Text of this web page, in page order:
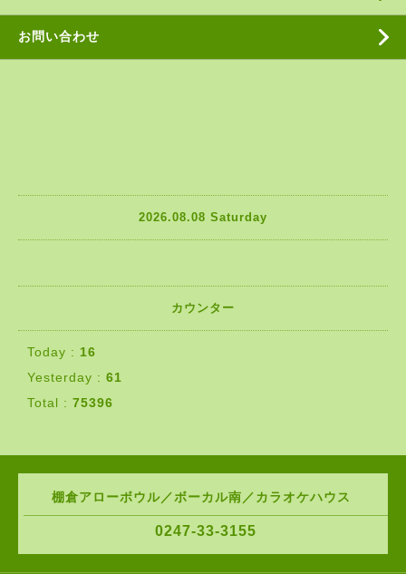
お問い合わせ
2026.08.08 Saturday
カウンター
Today : 16
Yesterday : 61
Total : 75396
棚倉アローボウル／ボーカル南／カラオケハウス
0247-33-3155